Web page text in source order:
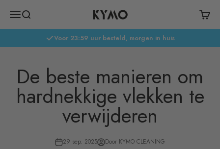
MenuZoeken Kymo Cleaning
Voor 23:59 uur besteld, morgen in huis
De beste manieren om
hardnekkige vlekken te
verwijderen
29 sep. 2025 Door KYMO CLEANING